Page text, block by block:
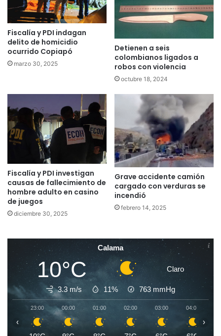
Fiscalía y PDI indagan
delito de homicidio
ocurrido Copiapó
marzo 30, 2025
Detienen a seis
colombianos ligados a
robos con violencia
octubre 18, 2024
Fiscalía y PDI investigan
causas de fallecimiento de
hombre adulto en casino
de juegos
diciembre 30, 2025
Grave accidente camión
cargado con verduras se
incendió
febrero 14, 2025
Calama
10°C Claro
3.3 m/s 11% 763 mmHg
23:00 00:00 01:00 02:00 03:00 04:00
‹ ›